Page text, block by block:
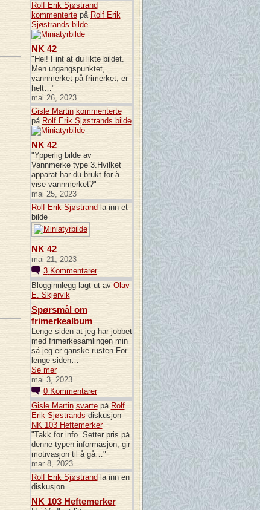
Rolf Erik Sjøstrand
kommentertepå Rolf Erik
Sjøstrands bilde
NK 42
"Hei! Fint at du likte bildet.
Men utgangspunktet,
vannmerket på frimerket, er
helt…"
mai 26, 2023
Gisle Martin kommenterte
på Rolf Erik Sjøstrands bilde
NK 42
"Ypperlig bilde av
Vannmerke type 3.Hvilket
apparat har du brukt for å
vise vannmerket?"
mai 25, 2023
Rolf Erik Sjøstrand la inn et
bilde
NK 42
mai 21, 2023
3 Kommentarer
Blogginnlegg lagt ut av Olav
E. Skjervik
Spørsmål om
frimerkealbum
Lenge siden at jeg har jobbet
med frimerkesamlingen min
så jeg er ganske rusten.For
lenge siden…
Se mer
mai 3, 2023
0 Kommentarer
Gisle Martin svartepå Rolf
Erik Sjøstrands diskusjon
NK 103 Heftemerker
"Takk for info. Setter pris på
denne typen informasjon, gir
motivasjon til å gå…"
mar 8, 2023
Rolf Erik Sjøstrand la inn en
diskusjon
NK 103 Heftemerker